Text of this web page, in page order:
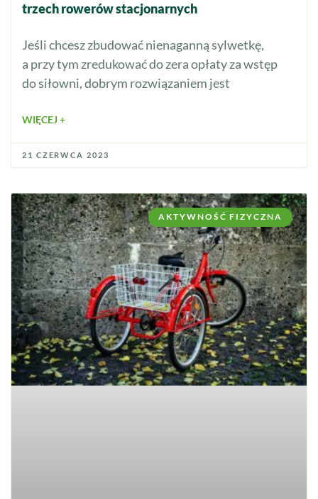
trzech rowerów stacjonarnych
Jeśli chcesz zbudować nienaganną sylwetkę,
a przy tym zredukować do zera opłaty za wstęp
do siłowni, dobrym rozwiązaniem jest
WIĘCEJ +
21 CZERWCA 2023
AKTYWNOŚĆ FIZYCZNA